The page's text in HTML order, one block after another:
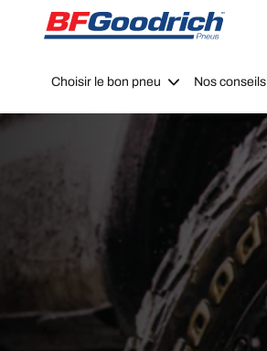
Go to page content
Go to page navigation
Choisir le bon pneu Nos conseils